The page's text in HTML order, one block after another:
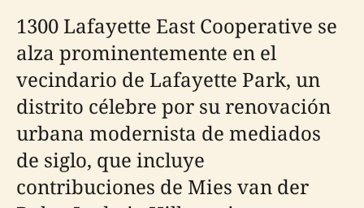
1300 Lafayette East Cooperative se
alza prominentemente en el
vecindario de Lafayette Park, un
distrito célebre por su renovación
urbana modernista de mediados
de siglo, que incluye
contribuciones de Mies van der